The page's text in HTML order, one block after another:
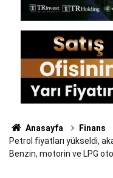
Anasayfa Finans
Petrol fiyatları yükseldi,
Benzin, motorin ve LPG